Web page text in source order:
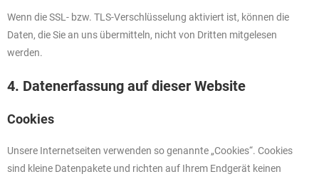
Wenn die SSL- bzw. TLS-Verschlüsselung aktiviert ist, können die
Daten, die Sie an uns übermitteln, nicht von Dritten mitgelesen
werden.
4. Datenerfassung auf dieser Website
Cookies
Unsere Internetseiten verwenden so genannte „Cookies“. Cookies
sind kleine Datenpakete und richten auf Ihrem Endgerät keinen